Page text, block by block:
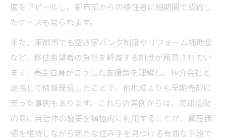
度をアピールし、都市部からの移住者に短期間で成約し
たケースも見られます。
また、東御市でも空き家バンク制度やリフォーム補助金
など、移住希望者の負担を軽減する制度が用意されてい
ます。売主自身がこうした支援策を理解し、仲介会社と
連携して情報発信したことで、他地域よりも早期売却に
至った事例もあります。これらの実例からは、売却活動
の際に自治体の施策を積極的に利用することが、資産価
値を維持しながら新たな住み手を見つける有効な手段で